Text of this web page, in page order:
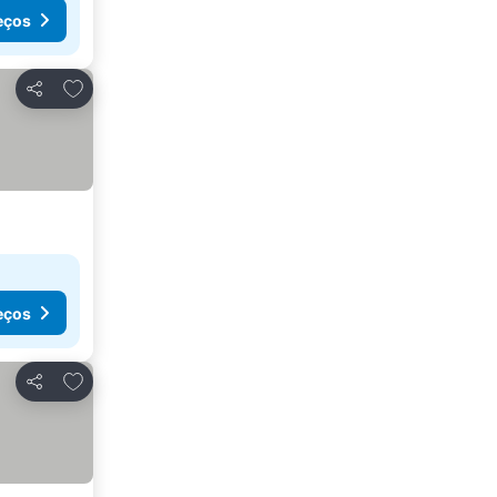
Partilhar
Adicionar aos favoritos
Partilhar
Adicionar aos favoritos